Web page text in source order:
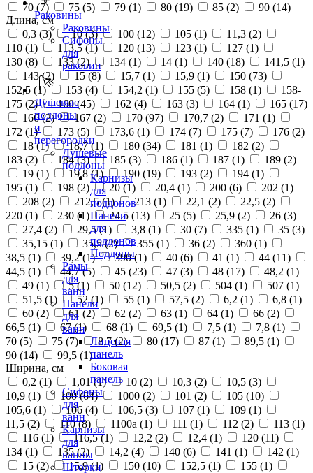
Раковины
Раковины
Сифоны
для
раковин
Душевые
поддоны
и
перегородки
Душевые
поддоны
Карнизы
для
поддонов
Панели
для
поддонов
Поддоны
Рамы
для
ванн
Панели
для
ванн
Лицевая
панель
Боковая
панель
Сифоны
для
ванн
Карнизы
для
ванны
Шторки
70 (7) 75 (5) 79 (1) 80 (19) 85 (2) 90 (14)
Длина, см
0,3 (3) 10 (3) 100 (12) 105 (1) 11,3 (2)
110 (1) 113,5 (1) 120 (13) 123 (1) 127 (1)
130 (8) 133 (2) 134 (1) 14 (1) 140 (18) 141,5 (1)
143 (2) 15 (8) 15,7 (1) 15,9 (1) 150 (73)
152,5 (1) 153 (4) 154,2 (1) 155 (5) 158 (1)
158-
175 (2) 160 (45) 162 (4) 163 (3) 164 (1) 165 (17)
166 (2) 167 (2) 170 (97) 170,7 (2) 171 (1)
172 (1) 173 (5) 173,6 (1) 174 (7) 175 (7) 176 (2)
18 (1) 18,7 (1) 180 (34) 181 (1) 182 (2)
183 (2) 184 (3) 185 (3) 186 (1) 187 (1) 189 (2)
19 (1) 19,8 (1) 190 (19) 193 (2) 194 (1)
195 (1) 198 (2) 20 (1) 20,4 (1) 200 (6) 202 (1)
208 (2) 212,5 (1) 213 (1) 22,1 (2) 22,5 (2)
220 (1) 230 (1) 24,5 (13) 25 (5) 25,9 (2) 26 (3)
27,4 (2) 29,5 (1) 3,8 (1) 30 (7) 335 (1) 35 (3)
35,15 (1) 35,5 (2) 355 (1) 36 (2) 360 (1)
38,5 (1) 39,2 (1) 390 (1) 40 (6) 41 (1) 44 (11)
44,5 (1) 44,7 (5) 45 (23) 47 (3) 48 (17) 48,2 (1)
49 (1) 5 (1) 50 (12) 50,5 (2) 504 (1) 507 (1)
51,5 (1) 52 (1) 55 (1) 57,5 (2) 6,2 (1) 6,8 (1)
60 (2) 61 (2) 62 (2) 63 (1) 64 (1) 66 (2)
66,5 (1) 67 (1) 68 (1) 69,5 (1) 7,5 (1) 7,8 (1)
70 (5) 75 (7) 8,7 (2) 80 (17) 87 (1) 89,5 (1)
90 (14) 99,5 (1)
Ширина, см
0,2 (1) 1,01 (1) 10 (2) 10,3 (2) 10,5 (3)
10,9 (1) 100 (64) 1000 (2) 101 (2) 105 (10)
105,6 (1) 106 (4) 106,5 (3) 107 (1) 109 (1)
11,5 (2) 110 (8) 1100а (1) 111 (1) 112 (2) 113 (1)
116 (1) 116,5 (1) 12,2 (2) 12,4 (1) 120 (11)
134 (1) 135 (2) 14,2 (4) 140 (6) 141 (1) 142 (1)
15 (2) 15,9 (1) 150 (10) 152,5 (1) 155 (1)